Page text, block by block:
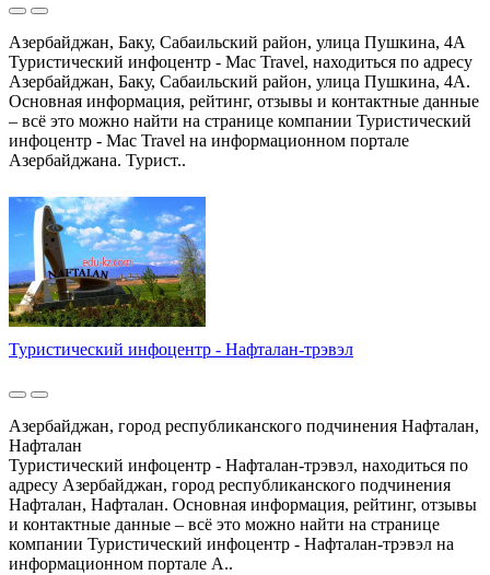
Азербайджан, Баку, Сабаильский район, улица Пушкина, 4A
Туристический инфоцентр - Mac Travel, находиться по адресу
Азербайджан, Баку, Сабаильский район, улица Пушкина, 4A.
Основная информация, рейтинг, отзывы и контактные данные
– всё это можно найти на странице компании Туристический
инфоцентр - Mac Travel на информационном портале
Азербайджана. Турист..
Туристический инфоцентр - Нафталан-трэвэл
Азербайджан, город республиканского подчинения Нафталан,
Нафталан
Туристический инфоцентр - Нафталан-трэвэл, находиться по
адресу Азербайджан, город республиканского подчинения
Нафталан, Нафталан. Основная информация, рейтинг, отзывы
и контактные данные – всё это можно найти на странице
компании Туристический инфоцентр - Нафталан-трэвэл на
информационном портале А..